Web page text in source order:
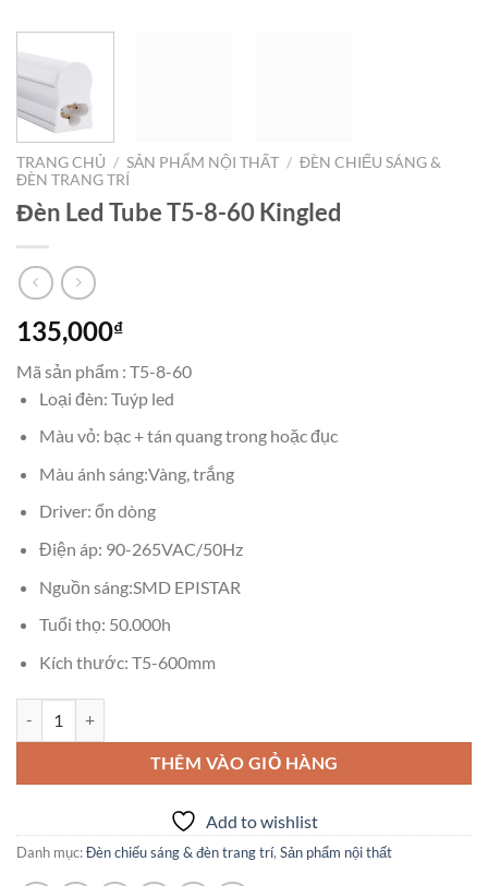
TRANG CHỦ / SẢN PHẨM NỘI THẤT / ĐÈN CHIẾU SÁNG &
ĐÈN TRANG TRÍ
Đèn Led Tube T5-8-60 Kingled
135,000₫
Mã sản phẩm : T5-8-60
Loại đèn: Tuýp led
Màu vỏ: bạc + tán quang trong hoặc đục
Màu ánh sáng:Vàng, trắng
Driver: ổn dòng
Điện áp: 90-265VAC/50Hz
Nguồn sáng:SMD EPISTAR
Tuổi thọ: 50.000h
Kích thước: T5-600mm
THÊM VÀO GIỎ HÀNG
Add to wishlist
Danh mục:Đèn chiếu sáng & đèn trang trí, Sản phẩm nội thất